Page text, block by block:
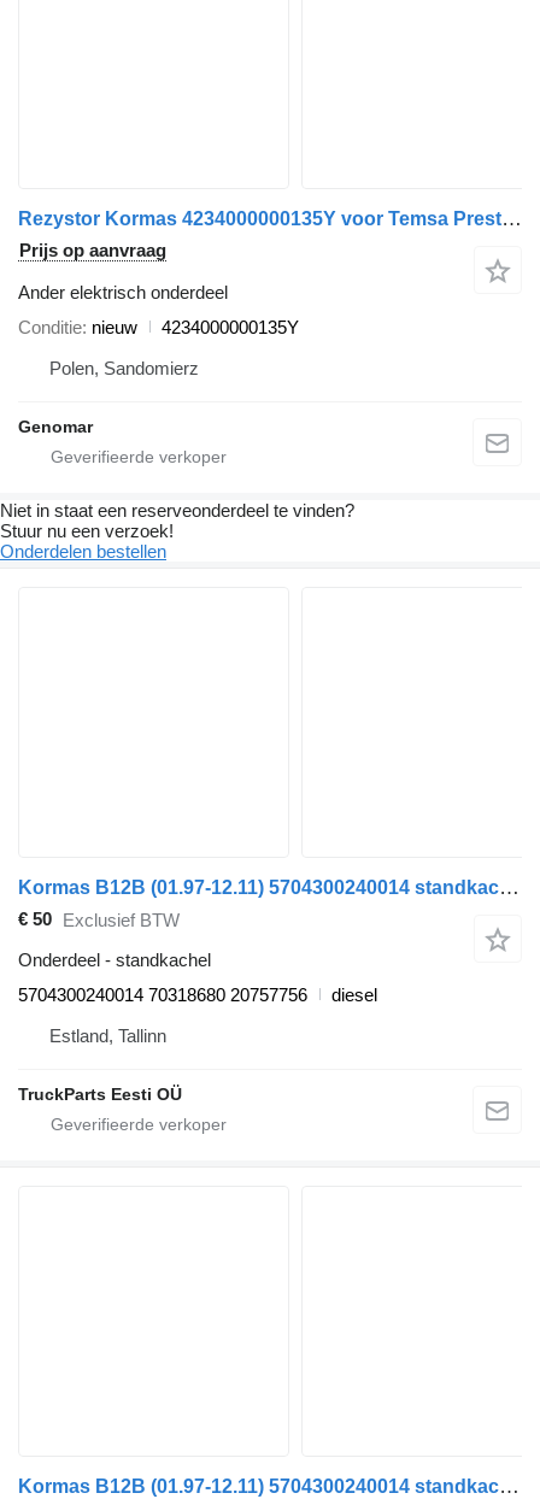
Rezystor Kormas 4234000000135Y voor Temsa Prestij bus
Prijs op aanvraag
Ander elektrisch onderdeel
Conditie nieuw
4234000000135Y
Polen, Sandomierz
Genomar
Niet in staat een reserveonderdeel te vinden?
Stuur nu een verzoek!
Onderdelen bestellen
Kormas B12B (01.97-12.11) 5704300240014 standkachel voor Volvo B6, B7, B9, B10, B12 bus (1978-2011)
€ 50 Exclusief BTW
Onderdeel - standkachel
5704300240014 70318680 20757756
diesel
Estland, Tallinn
TruckParts Eesti OÜ
Kormas B12B (01.97-12.11) 5704300240014 standkachel voor Volvo B6, B7, B9, B10, B12 bus (1978-2011)